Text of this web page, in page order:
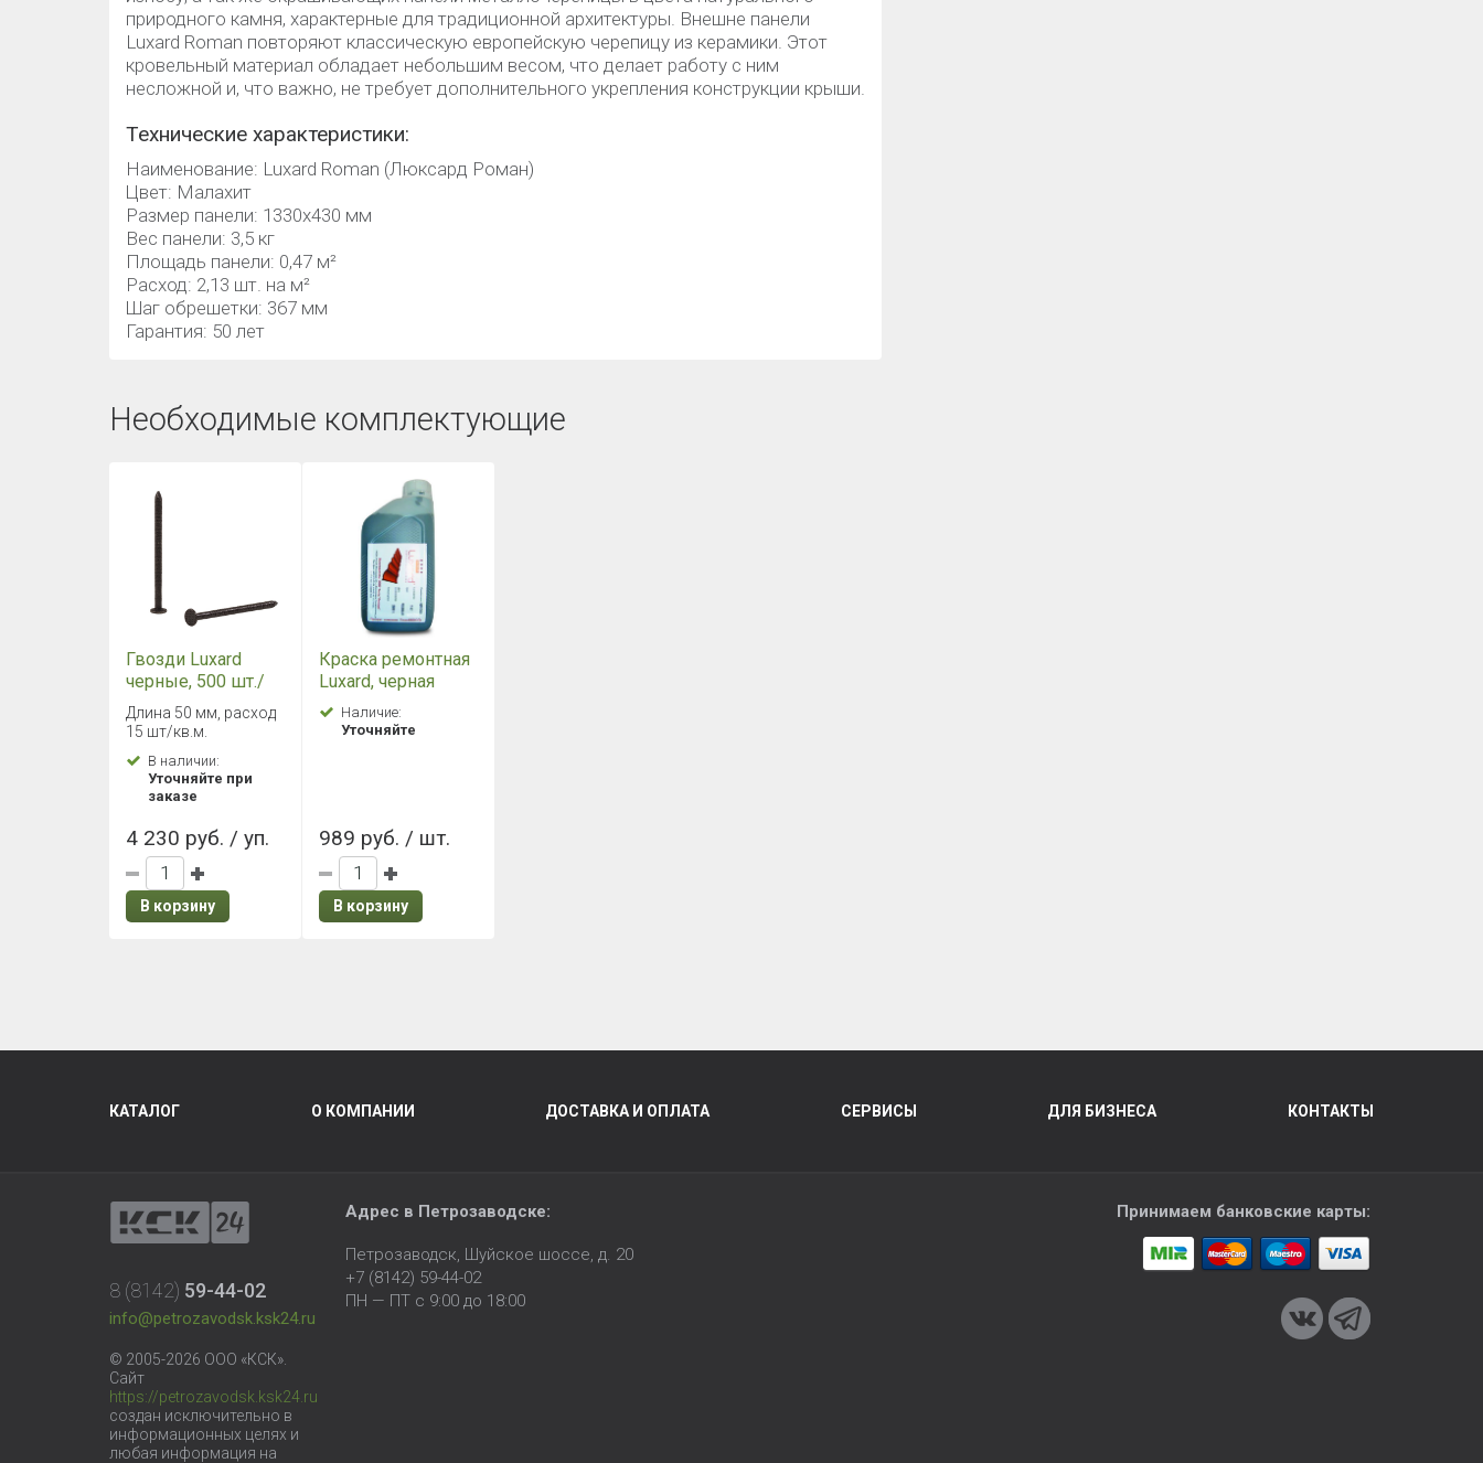
природного камня, характерные для традиционной архитектуры. Внешне панели
Luxard Roman повторяют классическую европейскую черепицу из керамики. Этот
кровельный материал обладает небольшим весом, что делает работу с ним
несложной и, что важно, не требует дополнительного укрепления конструкции крыши.
Технические характеристики:
Наименование: Luxard Roman (Люксард Роман)
Цвет: Малахит
Размер панели: 1330х430 мм
Вес панели: 3,5 кг
Площадь панели: 0,47 м²
Расход: 2,13 шт. на м²
Шаг обрешетки: 367 мм
Гарантия: 50 лет
Необходимые комплектующие
Гвозди Luxard
черные, 500 шт./
уп.
Длина 50 мм, расход
15 шт/кв.м.
В наличии:
Уточняйте при
заказе
4 230 руб. / уп.
В корзину
Краска ремонтная
Luxard, черная
Наличие:
Уточняйте
989 руб. / шт.
В корзину
КАТАЛОГ О КОМПАНИИ ДОСТАВКА И ОПЛАТА СЕРВИСЫ ДЛЯ БИЗНЕСА КОНТАКТЫ
8 (8142) 59-44-02
info@petrozavodsk.ksk24.ru
© 2005-2026 ООО «КСК».
Сайт
https://petrozavodsk.ksk24.ru
создан исключительно в
информационных целях и
любая информация на
Адрес в Петрозаводске:
Петрозаводск, Шуйское шоссе, д. 20
+7 (8142) 59-44-02
ПН — ПТ с 9:00 до 18:00
Принимаем банковские карты: